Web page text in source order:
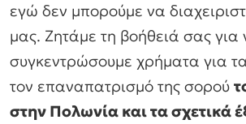
εγώ δεν μπορούμε να
μας. Ζητάμε τη βοήθειά σας για
συγκεντρώσουμε χρήματα για
τον επαναπατρισμό της σορού
στην Πολωνία και τα σχετικά